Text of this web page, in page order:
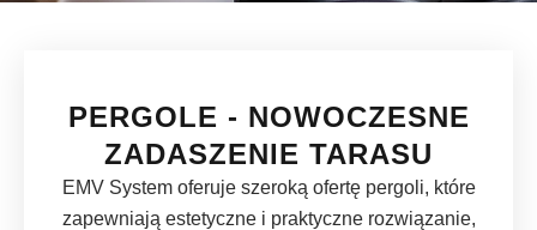
PERGOLE - NOWOCZESNE
ZADASZENIE TARASU
EMV System oferuje szeroką ofertę pergoli, które
zapewniają estetyczne i praktyczne rozwiązanie,